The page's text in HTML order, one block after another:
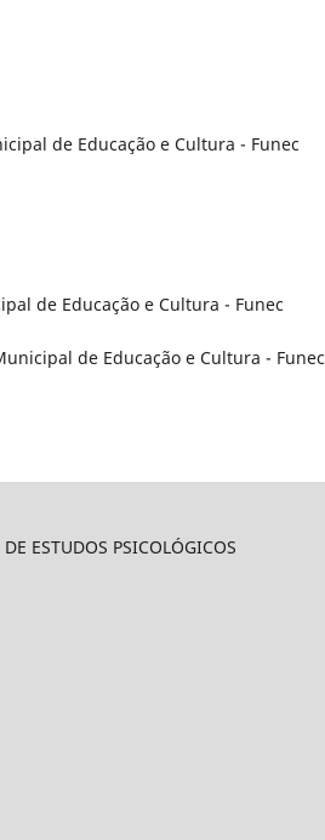
de Educação e Cultura - Funec
de Educação e Cultura - Funec
de Educação e Cultura - Funec
ESTUDOS PSICOLÓGICOS